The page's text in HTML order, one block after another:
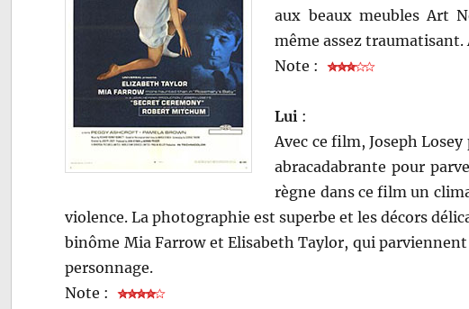
aux beaux meubles Art
même assez
Note :
Lui :
Avec ce film, Joseph
abracadabrante pour
règne dans ce film un
violence. La photographie est superbe et les décors
binôme Mia Farrow et Elisabeth Taylor, qui
personnage.
Note :